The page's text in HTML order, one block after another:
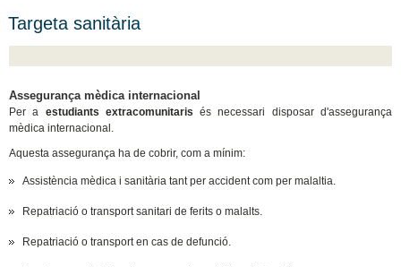
Targeta sanitària
Assegurança mèdica internacional
Per a estudiants extracomunitaris és necessari disposar d'assegurança
mèdica internacional.
Aquesta assegurança ha de cobrir, com a mínim:
Assistència mèdica i sanitària tant per accident com per malaltia.
Repatriació o transport sanitari de ferits o malalts.
Repatriació o transport en cas de defunció.